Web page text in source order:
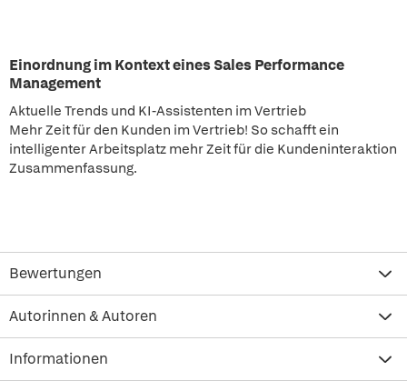
Einordnung im Kontext eines Sales Performance
Management
Aktuelle Trends und KI-Assistenten im Vertrieb
Mehr Zeit für den Kunden im Vertrieb! So schafft ein
intelligenter Arbeitsplatz mehr Zeit für die Kundeninteraktion
Zusammenfassung.
Bewertungen
Autorinnen & Autoren
Informationen